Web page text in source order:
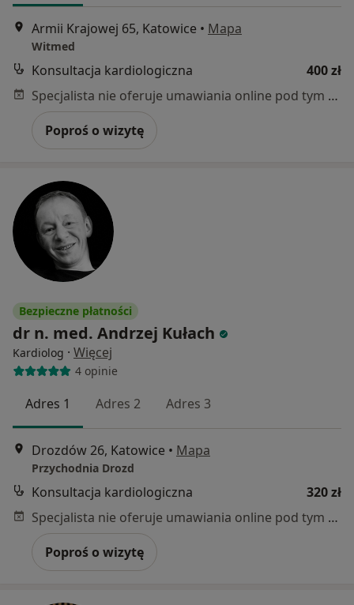
Armii Krajowej 65, Katowice • Mapa
Witmed
Konsultacja kardiologiczna
400 zł
Specjalista nie oferuje umawiania online pod tym adresem.
Poproś o wizytę
Bezpieczne płatności
dr n. med. Andrzej Kułach
Kardiolog · Więcej
4 opinie
Adres 1 Adres 2 Adres 3
Drozdów 26, Katowice • Mapa
Przychodnia Drozd
Konsultacja kardiologiczna
320 zł
Specjalista nie oferuje umawiania online pod tym adresem.
Poproś o wizytę